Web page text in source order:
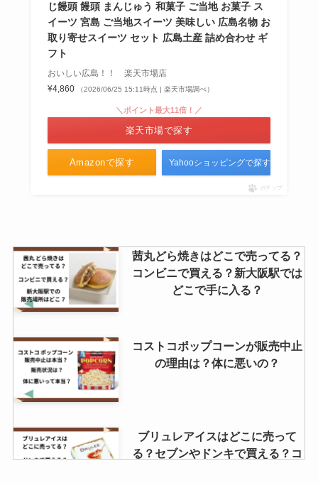
じ饅頭 饅頭 まんじゅう 和菓子 ご当地 お菓子 ス
イーツ 宮島 ご当地スイーツ 美味しい 広島名物 お
取り寄せスイーツ セット 広島土産 詰め合わせ ギ
フト
おいしい広島！！ 楽天市場店
¥4,860
（2026/06/25 15:11時点 | 楽天市場調べ）
Amazonで探す
＼ポイント最大11倍！／
楽天市場で探す
Yahooショッピングで探す
ポチップ
茜丸どら焼きはどこで売ってる？
コンビニで買える？新大阪駅では
どこで手に入る？
コストコポップコーンが販売中止
の理由は？体に悪いの？
ブリュレアイスはどこに売って
る？セブンやドンキで買える？コ